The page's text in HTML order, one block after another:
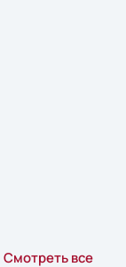
Смотреть все